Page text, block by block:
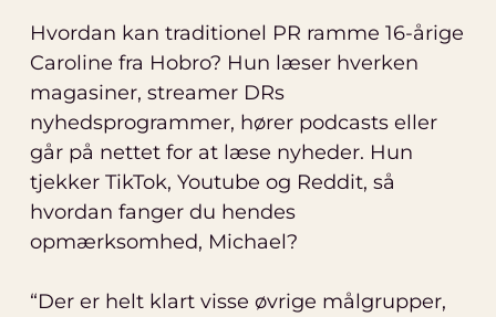
Hvordan kan traditionel PR ramme 16-årige
Caroline fra Hobro? Hun læser hverken
magasiner, streamer DRs
nyhedsprogrammer, hører podcasts eller
går på nettet for at læse nyheder. Hun
tjekker TikTok, Youtube og Reddit, så
hvordan fanger du hendes
opmærksomhed, Michael?
“Der er helt klart visse øvrige målgrupper,